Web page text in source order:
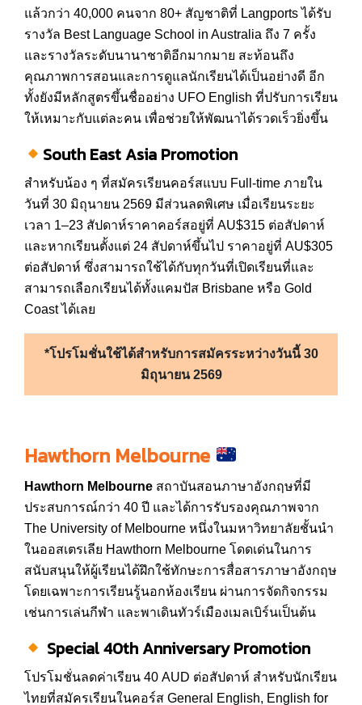
แล้วกว่า 40,000 คนจาก 80+ สัญชาติที่ Langports ได้รับ
รางวัล Best Language School in Australia ถึง 7 ครั้ง
และรางวัลระดับนานาชาติอีกมากมาย สะท้อนถึง
คุณภาพการสอนและการดูแลนักเรียนได้เป็นอย่างดี อีก
ทั้งยังมีหลักสูตรขึ้นชื่ออย่าง UFO English ที่ปรับการเรียน
ให้เหมาะกับแต่ละคน เพื่อช่วยให้พัฒนาได้รวดเร็วยิ่งขึ้น
South East Asia Promotion
สำหรับน้อง ๆ ที่สมัครเรียนคอร์สแบบ Full-time ภายใน
วันที่ 30 มิถุนายน 2569 มีส่วนลดพิเศษ เมื่อเรียนระยะ
เวลา 1–23 สัปดาห์ราคาคอร์สอยู่ที่ AU$315 ต่อสัปดาห์
และหากเรียนตั้งแต่ 24 สัปดาห์ขึ้นไป ราคาอยู่ที่ AU$305
ต่อสัปดาห์ ซึ่งสามารถใช้ได้กับทุกวันที่เปิดเรียนที่และ
สามารถเลือกเรียนได้ทั้งแคมปัส Brisbane หรือ Gold
Coast ได้เลย
*โปรโมชั่นใช้ได้สำหรับการสมัครระหว่างวันนี้ 30
มิถุนายน 2569
Hawthorn Melbourne
Hawthorn Melbourne สถาบันสอนภาษาอังกฤษที่มี
ประสบการณ์กว่า 40 ปี และได้การรับรองคุณภาพจาก
The University of Melbourne หนึ่งในมหาวิทยาลัยชั้นนำ
ในออสเตรเลีย Hawthorn Melbourne โดดเด่นในการ
สนับสนุนให้ผู้เรียนได้ฝึกใช้ทักษะการสื่อสารภาษาอังกฤษ
โดยเฉพาะการเรียนรู้นอกห้องเรียน ผ่านการจัดกิจกรรม
เช่นการเล่นกีฬา และพาเดินทัวร์เมืองเมลเบิร์นเป็นต้น
Special 40th Anniversary Promotion
โปรโมชั่นลดค่าเรียน 40 AUD ต่อสัปดาห์ สำหรับนักเรียน
ไทยที่สมัครเรียนในคอร์ส General English, English for